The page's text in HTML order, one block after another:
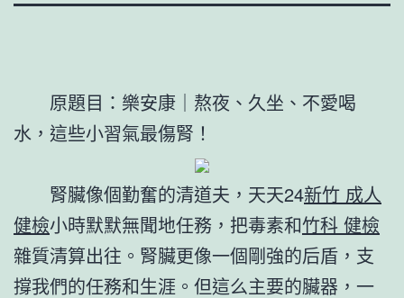
原題目：樂安康｜熬夜、久坐、不愛喝
水，這些小習氣最傷腎！
腎臟像個勤奮的清道夫，天天24新竹 成人
健檢小時默默無聞地任務，把毒素和竹科 健檢
雜質清算出往。腎臟更像一個剛強的后盾，支
撐我們的任務和生涯。但這么主要的臟器，一